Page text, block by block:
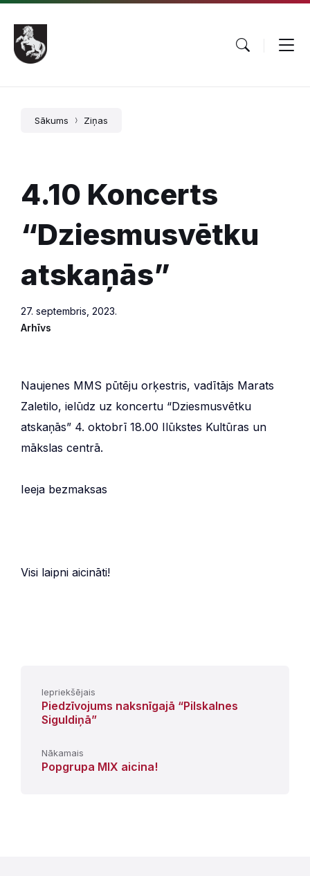
Pāriet
saturu
Skip
main
navigation
Skip
footer
Sākums Ziņas
4.10 Koncerts
“Dziesmusvētku
atskaņās”
27. septembris, 2023.
Arhīvs
Naujenes MMS pūtēju orķestris, vadītājs Marats
Zaletilo, ielūdz uz koncertu “Dziesmusvētku
atskaņās” 4. oktobrī 18.00 Ilūkstes Kultūras un
mākslas centrā.
Ieeja bezmaksas
Visi laipni aicināti!
Iepriekšējais
Piedzīvojums naksnīgajā “Pilskalnes
Siguldiņā”
Nākamais
Popgrupa MIX aicina!